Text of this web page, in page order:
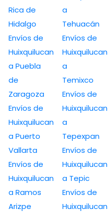
Rica de
Hidalgo
Envíos de
Huixquilucan
a Puebla
de
Zaragoza
Envíos de
Huixquilucan
a Puerto
Vallarta
Envíos de
Huixquilucan
a Ramos
Arizpe
a
Tehuacán
Envíos de
Huixquilucan
a
Temixco
Envíos de
Huixquilucan
a
Tepexpan
Envíos de
Huixquilucan
a Tepic
Envíos de
Huixquilucan